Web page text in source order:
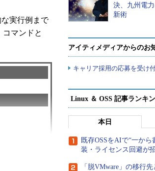
実行例まで
コマンドと
決、九州電
新術
アイティメディアからのお
キャリア採用の応募を受け
Linux ＆ OSS 記事ランキ
本日
既存OSSをAIで“一か
装・ライセンス回避が
「脱VMware」の移行